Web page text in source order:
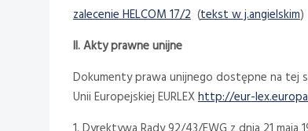
zalecenie HELCOM 17/2(tekst w j.angielskim)
II. Akty prawne unijne
Dokumenty prawa unijnego dostępne na
Unii Europejskiej EURLEXhttp://eur-